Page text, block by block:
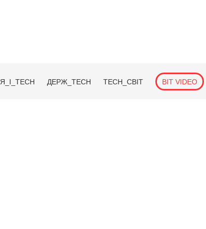
Я_І_TECH ДЕРЖ_TECH TECH_СВІТ BIT VIDEO